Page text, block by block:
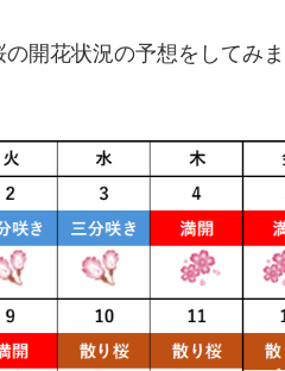
開花状況の予想をしてみ